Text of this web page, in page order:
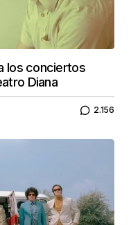
los conciertos
Diana
2.156